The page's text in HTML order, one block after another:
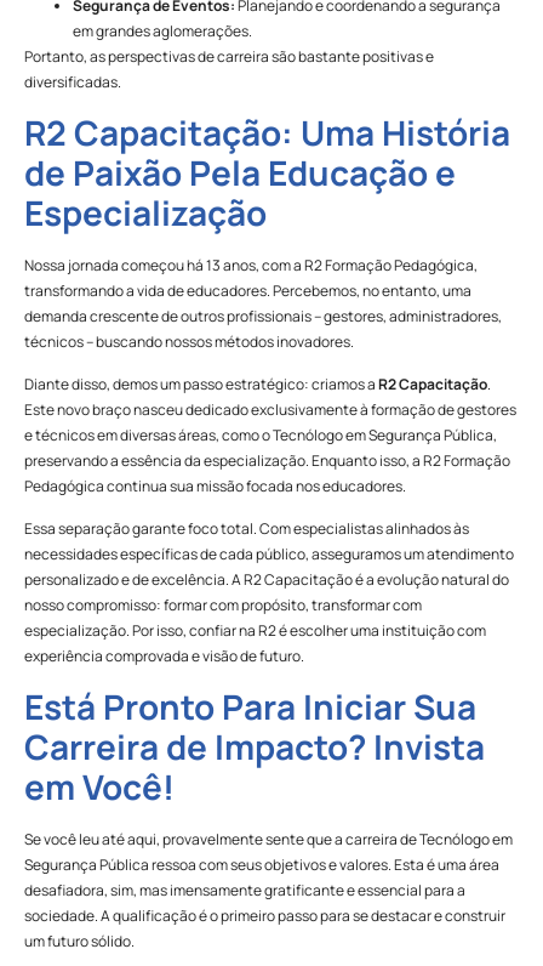
Segurança de Eventos: Planejando e coordenando a segurança
em grandes aglomerações.
Portanto, as perspectivas de carreira são bastante positivas e
diversificadas.
R2 Capacitação: Uma História
de Paixão Pela Educação e
Especialização
Nossa jornada começou há 13 anos, com a R2 Formação Pedagógica,
transformando a vida de educadores. Percebemos, no entanto, uma
demanda crescente de outros profissionais – gestores, administradores,
técnicos – buscando nossos métodos inovadores.
Diante disso, demos um passo estratégico: criamos aR2 Capacitação.
Este novo braço nasceu dedicado exclusivamente à formação de gestores
e técnicos em diversas áreas, como o Tecnólogo em Segurança Pública,
preservando a essência da especialização. Enquanto isso, a R2 Formação
Pedagógica continua sua missão focada nos educadores.
Essa separação garante foco total. Com especialistas alinhados às
necessidades específicas de cada público, asseguramos um atendimento
personalizado e de excelência. A R2 Capacitação é a evolução natural do
nosso compromisso: formar com propósito, transformar com
especialização. Por isso, confiar na R2 é escolher uma instituição com
experiência comprovada e visão de futuro.
Está Pronto Para Iniciar Sua
Carreira de Impacto? Invista
em Você!
Se você leu até aqui, provavelmente sente que a carreira de Tecnólogo em
Segurança Pública ressoa com seus objetivos e valores. Esta é uma área
desafiadora, sim, mas imensamente gratificante e essencial para a
sociedade. A qualificação é o primeiro passo para se destacar e construir
um futuro sólido.